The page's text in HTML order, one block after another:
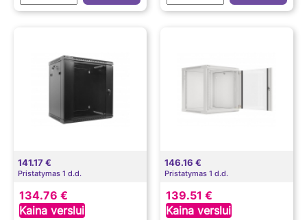
141.17 €
Pristatymas 1 d.d.
134.76 €
Kaina verslui
146.16 €
Pristatymas 1 d.d.
139.51 €
Kaina verslui